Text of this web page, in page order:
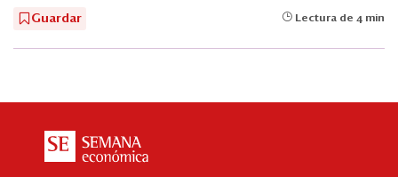
Guardar Lectura de 4 min